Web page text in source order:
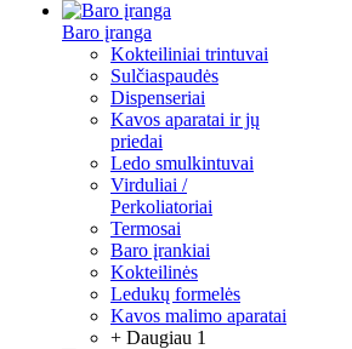
Baro įranga
Kokteiliniai trintuvai
Sulčiaspaudės
Dispenseriai
Kavos aparatai ir jų
priedai
Ledo smulkintuvai
Virduliai /
Perkoliatoriai
Termosai
Baro įrankiai
Kokteilinės
Ledukų formelės
Kavos malimo aparatai
+ Daugiau 1